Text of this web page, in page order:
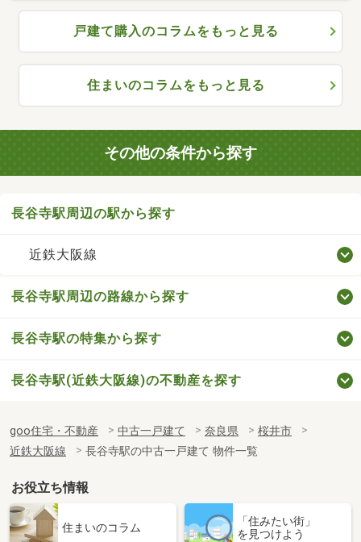
戸建て購入のコラムをもっと見る
住まいのコラムをもっと見る
その他の条件から探す
長谷寺駅周辺の駅から探す
近鉄大阪線
長谷寺駅周辺の路線から探す
長谷寺駅の特集から探す
長谷寺駅(近鉄大阪線)の不動産を探す
goo住宅・不動産 中古一戸建て 奈良県
桜井市
近鉄大阪線
長谷寺駅の中古一戸建て 物件一覧
お役立ち情報
住まいのコラム
「住みたい街」
を見つけよう